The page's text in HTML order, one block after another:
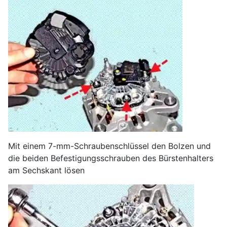
Mit einem 7-mm-Schraubenschlüssel den Bolzen und
die beiden Befestigungsschrauben des Bürstenhalters
am Sechskant lösen